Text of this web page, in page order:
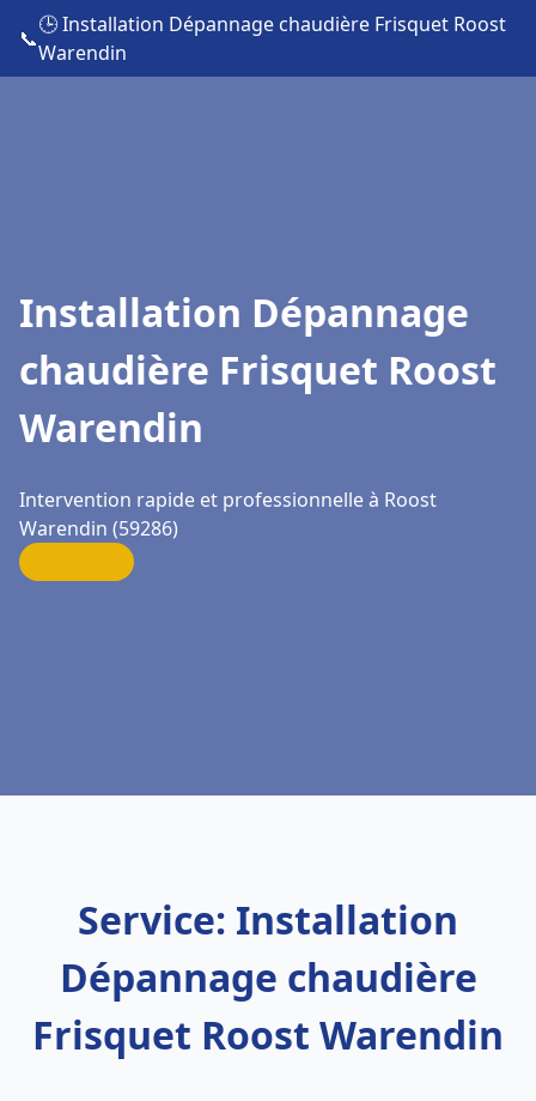
📞
🕒 Installation Dépannage chaudière Frisquet Roost
Warendin
Installation Dépannage
chaudière Frisquet Roost
Warendin
Intervention rapide et professionnelle à Roost
Warendin (59286)
Service: Installation
Dépannage chaudière
Frisquet Roost Warendin